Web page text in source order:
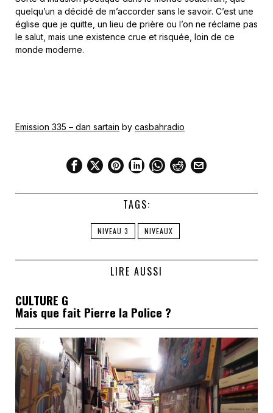
quelqu’un a décidé de m’accorder sans le savoir. C’est une
église que je quitte, un lieu de prière ou l’on ne réclame pas
le salut, mais une existence crue et risquée, loin de ce
monde moderne.
Emission 335 – dan sartain by casbahradio
TAGS:
NIVEAU 3 NIVEAUX
LIRE AUSSI
CULTURE G
Mais que fait Pierre la Police ?